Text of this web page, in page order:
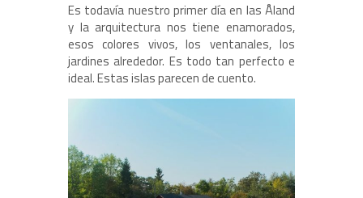
Es todavía nuestro primer día en las Åland
y la arquitectura nos tiene enamorados,
esos colores vivos, los ventanales, los
jardines alrededor. Es todo tan perfecto e
ideal. Estas islas parecen de cuento.